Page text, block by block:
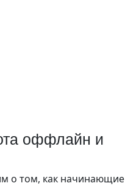
оффлайн и
о том, как начинающие